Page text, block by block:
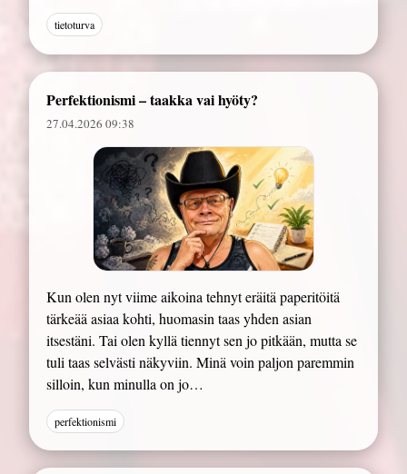
tietoturva
Perfektionismi – taakka vai hyöty?
27.04.2026 09:38
Kun olen nyt viime aikoina tehnyt eräitä paperitöitä
tärkeää asiaa kohti, huomasin taas yhden asian
itsestäni. Tai olen kyllä tiennyt sen jo pitkään, mutta se
tuli taas selvästi näkyviin. Minä voin paljon paremmin
silloin, kun minulla on jo…
perfektionismi